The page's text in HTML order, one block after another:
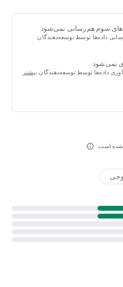
تلفظ ممکن است (در خروجی با
با ضربه زدن بر روی آن کلمه
دارد.
اساس فرهنگ لغت تلفظ دانشگاه
سوم هم‌رسانی نمی‌شود
داده‌ها توسط توسعه‌دهندگان
نمی‌شود
داده‌ها توسط توسعه‌دهندگان بیشتر
شده است info_outline